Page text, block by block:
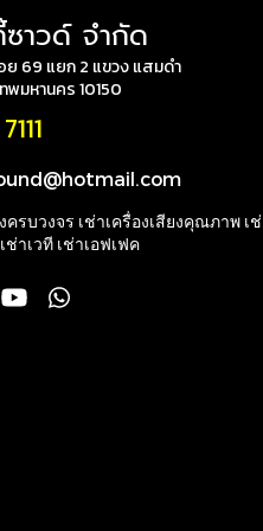
าวด์ จำกัด
ย 69 แยก 2 แขวง แสมดำ
พมหานคร 10150
ครบวงจร เช่าเครื่องเสียงคุณภาพ เ
าเวที เช่าเอฟเฟค